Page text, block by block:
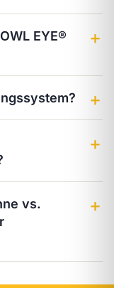
EYE®
＋
＋
＋
vs.
＋